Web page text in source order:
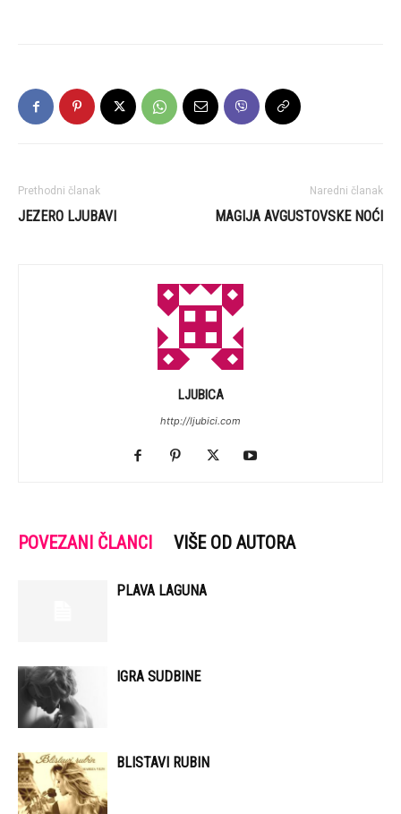
Prethodni članak
JEZERO LJUBAVI
Naredni članak
MAGIJA AVGUSTOVSKE NOĆI
LJUBICA
http://ljubici.com
POVEZANI ČLANCI VIŠE OD AUTORA
PLAVA LAGUNA
IGRA SUDBINE
BLISTAVI RUBIN